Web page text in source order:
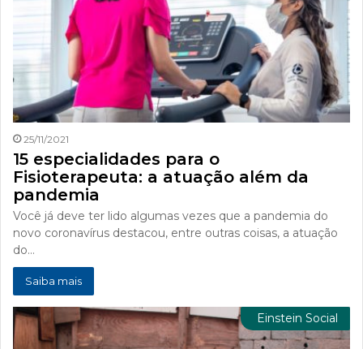
25/11/2021
15 especialidades para o
Fisioterapeuta: a atuação além da
pandemia
Você já deve ter lido algumas vezes que a pandemia do
novo coronavírus destacou, entre outras coisas, a atuação
do…
Saiba mais
Einstein Social